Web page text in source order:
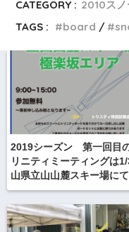
CATEGORY : 2010ス
TAGS :
board
2019シーズン 第一回目
リニティミーティングは
山県立山山麓スキー場に
催